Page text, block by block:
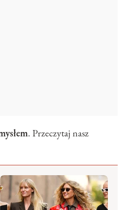
. Przeczytaj nasz